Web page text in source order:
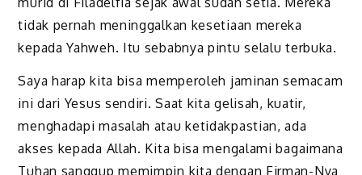
tidak pernah meninggalkan kesetiaan mereka
kepada Yahweh. Itu sebabnya pintu selalu terbuka.
Saya harap kita bisa memperoleh jaminan semacam
ini dari Yesus sendiri. Saat kita gelisah, kuatir,
menghadapi masalah atau ketidakpastian, ada
akses kepada Allah. Kita bisa mengalami bagaimana
Tuhan sanggup memimpin kita dengan Firman-Nya